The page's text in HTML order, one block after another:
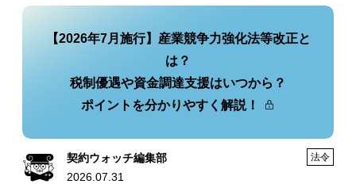
【2026年7月施行】産業競争力強化法等改正と
は？
税制優遇や資金調達支援はいつから？
ポイントを分かりやすく解説！
契約ウォッチ編集部
2026.07.31
法令